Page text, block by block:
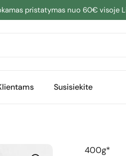
pristatymas nuo 60€ visoje
Susisiekite
400g*